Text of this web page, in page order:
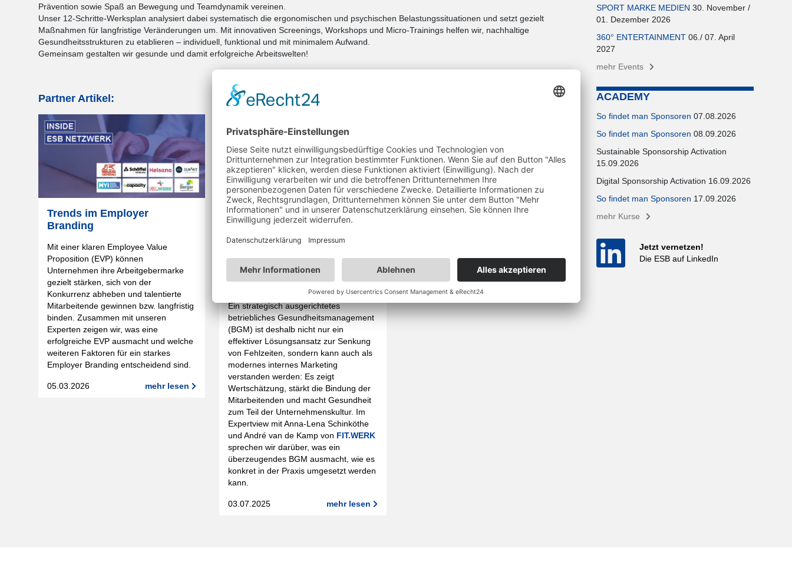
Prävention sowie Spaß an Bewegung und Teamdynamik vereinen.
Unser 12-Schritte-Werksplan analysiert dabei systematisch die ergonomischen und psychischen Belastungssituationen und setzt gezielt
Maßnahmen für langfristige Veränderungen um. Mit innovativen Screenings, Workshops und Micro-Trainings helfen wir, nachhaltige
Gesundheitsstrukturen zu etablieren – individuell, funktional und mit minimalem Aufwand.
Gemeinsam gestalten wir gesunde und damit erfolgreiche Arbeitswelten!
Partner Artikel:
Trends im Employer
Branding
Mit einer klaren Employee Value
Proposition (EVP) können
Unternehmen ihre Arbeitgebermarke
gezielt stärken, sich von der
Konkurrenz abheben und talentierte
Mitarbeitende gewinnen bzw. langfristig
binden. Zusammen mit unseren
Experten zeigen wir, was eine
erfolgreiche EVP ausmacht und welche
weiteren Faktoren für ein starkes
Employer Branding entscheidend sind.
05.03.2026 mehr lesen
Gesunde Mitarbeitende –
Starkes Unternehmen
Krankheitsbedingte Ausfälle
verursachen jedes Jahr enorme Kosten
für Unternehmen – und das weit über
die rein wirtschaftliche Ebene hinaus.
Ein strategisch ausgerichtetes
betriebliches Gesundheitsmanagement
(BGM) ist deshalb nicht nur ein
effektiver Lösungsansatz zur Senkung
von Fehlzeiten, sondern kann auch als
modernes internes Marketing
verstanden werden: Es zeigt
Wertschätzung, stärkt die Bindung der
Mitarbeitenden und macht Gesundheit
zum Teil der Unternehmenskultur. Im
Expertview mit Anna-Lena Schinköthe
und André van de Kamp von FIT.WERK
sprechen wir darüber, was ein
überzeugendes BGM ausmacht, wie es
konkret in der Praxis umgesetzt werden
kann.
03.07.2025 mehr lesen
SPORT MARKE MEDIEN 30. November /
01. Dezember 2026
360° ENTERTAINMENT 06./ 07. April
2027
mehr Events
ACADEMY
So findet man Sponsoren 07.08.2026
So findet man Sponsoren 08.09.2026
Sustainable Sponsorship Activation
15.09.2026
Digital Sponsorship Activation 16.09.2026
So findet man Sponsoren 17.09.2026
mehr Kurse
Jetzt vernetzen!
Die ESB auf LinkedIn